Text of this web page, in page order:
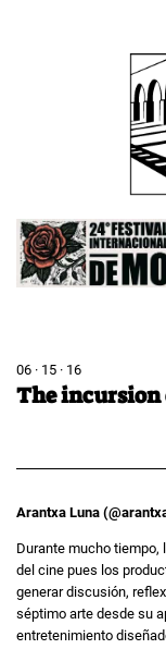
Image
06 · 15 · 16
The
Arantxa Luna
Durante mucho tiempo,
del cine pues los
generar discusión,
séptimo arte desde su
entretenimiento